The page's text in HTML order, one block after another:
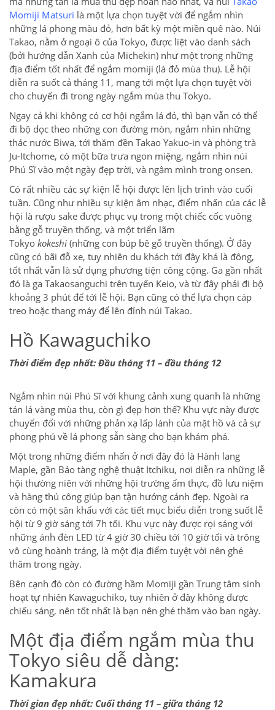
Momiji Matsuri là một lựa chọn tuyệt vời để ngắm nhìn
những lá phong màu đỏ, hơn bất kỳ một miền quê nào. Núi
Takao, nằm ở ngoại ô của Tokyo, được liệt vào danh sách
(bởi hướng dẫn Xanh của Michekin) như một trong những
địa điểm tốt nhất để ngắm momiji (lá đỏ mùa thu). Lễ hội
diễn ra suốt cả tháng 11, mang tới một lựa chọn tuyệt vời
cho chuyến đi trong ngày ngắm mùa thu Tokyo.
Ngay cả khi không có cơ hội ngắm lá đỏ, thì bạn vẫn có thể
đi bộ dọc theo những con đường mòn, ngắm nhìn những
thác nước Biwa, tới thăm đền Takao Yakuo-in và phòng trà
Ju-Itchome, có một bữa trưa ngon miệng, ngắm nhìn núi
Phú Sĩ vào một ngày đẹp trời, và ngâm mình trong onsen.
Có rất nhiều các sự kiện lễ hội được lên lịch trình vào cuối
tuần. Cũng như nhiều sự kiện âm nhạc, điểm nhấn của các lễ
hội là rượu sake được phục vụ trong một chiếc cốc vuông
bằng gỗ truyền thống, và một triển lãm
Tokyo kokeshi (những con búp bê gỗ truyền thống). Ở đây
cũng có bãi đỗ xe, tuy nhiên du khách tới đây khá là đông,
tốt nhất vẫn là sử dụng phương tiện công cộng. Ga gần nhất
đó là ga Takaosanguchi trên tuyến Keio, và từ đây phải đi bộ
khoảng 3 phút để tới lễ hội. Bạn cũng có thể lựa chọn cáp
treo hoặc thang máy để lên đỉnh núi Takao.
Hồ Kawaguchiko
Thời điểm đẹp nhất: Đầu tháng 11 – đầu tháng 12
Ngắm nhìn núi Phú Sĩ với khung cảnh xung quanh là những
tán lá vàng mùa thu, còn gì đẹp hơn thế? Khu vực này được
chuyển đổi với những phản xạ lấp lánh của mặt hồ và cả sự
phong phú về lá phong sẵn sàng cho bạn khám phá.
Một trong những điểm nhấn ở nơi đây đó là Hành lang
Maple, gần Bảo tàng nghệ thuật Itchiku, nơi diễn ra những lễ
hội thường niên với những hội trường ẩm thực, đồ lưu niệm
và hàng thủ công giúp bạn tận hưởng cảnh đẹp. Ngoài ra
còn có một sân khấu với các tiết mục biểu diễn trong suốt lễ
hội từ 9 giờ sáng tới 7h tối. Khu vực này được rọi sáng với
những ánh đèn LED từ 4 giờ 30 chiều tới 10 giờ tối và trông
vô cùng hoành tráng, là một địa điểm tuyệt vời nên ghé
thăm trong ngày.
Bên cạnh đó còn có đường hầm Momiji gần Trung tâm sinh
hoạt tự nhiên Kawaguchiko, tuy nhiên ở đây không được
chiếu sáng, nên tốt nhất là bạn nên ghé thăm vào ban ngày.
Một địa điểm ngắm mùa thu
Tokyo siêu dễ dàng:
Kamakura
Thời gian đẹp nhất: Cuối tháng 11 – giữa tháng 12